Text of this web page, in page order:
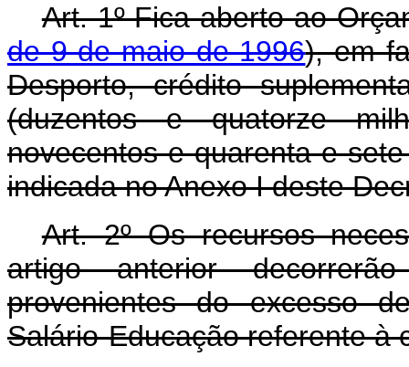
Art. 1º Fica aberto ao
de 9 de maio de 1996), em
Desporto, crédito
(duzentos e quatorze
novecentos e quarenta e
indicada no Anexo I deste
Art. 2º Os recursos
artigo anterior
provenientes do excesso
Salário-Educação referente à